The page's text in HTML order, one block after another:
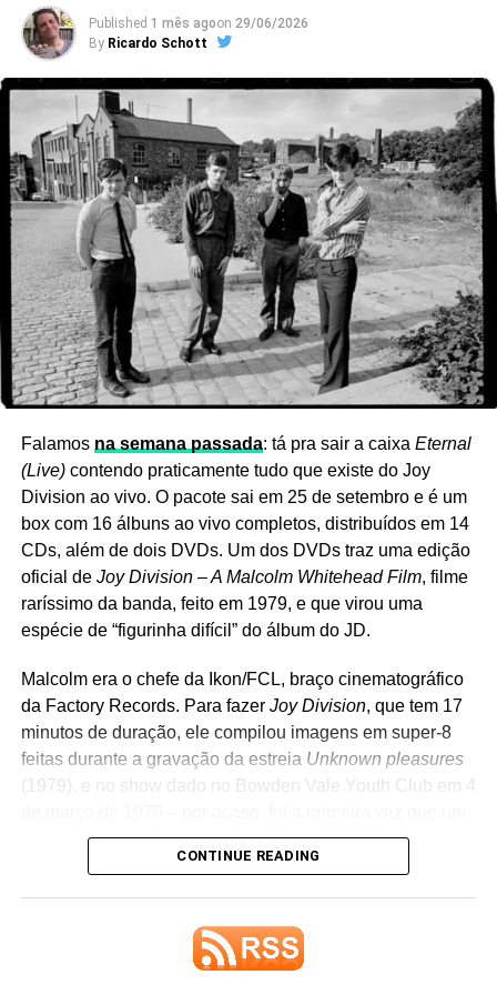
Um post compartilhado por LANA DEL REY (@honeymoon)
descreveu os projetos como algumas das obras de que
mais se orgulha. O álbum principal,Stove, continua
reunindo os singlesHenry, come on,BluebirdeWhite
feather hawk tail deer hunter, além de outras músicas que
ela vem mostrando ao vivo nos últimos meses. Tudo
Published 1 mês agoon 29/06/2026
By Ricardo Schott
Falamos na semana passada: tá pra sair a caixa Eternal
(Live)contendo praticamente tudo que existe do Joy
Division ao vivo. O pacote sai em 25 de setembro e é um
box com 16 álbuns ao vivo completos, distribuídos em 14
CDs, além de dois DVDs. Um dos DVDs traz uma edição
oficial de Joy Division – A Malcolm Whitehead Film, filme
raríssimo da banda, feito em 1979, e que virou uma
espécie de “figurinha difícil” do álbum do JD.
Malcolm era o chefe da Ikon/FCL, braço cinematográfico
da Factory Records. Para fazer Joy Division, que tem 17
minutos de duração, ele compilou imagens em super-8
feitas durante a gravação da estreia Unknown pleasures
(1979), e no show dado no Bowden Vale Youth Club em 4
show do grupo foi filmado. Há também uma entrevista
trechos desse material, em péssima qualidade de som e
imagem – alguns trechos estão com outra trilha
CONTINUE READING